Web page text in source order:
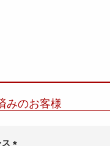
みのお客様
ス